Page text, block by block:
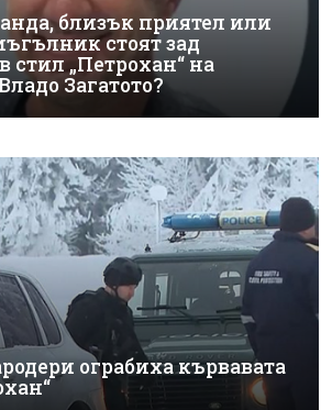
близък приятел или
стоят зад
стил „Петрохан“ на
Загатото?
ограбиха кървавата